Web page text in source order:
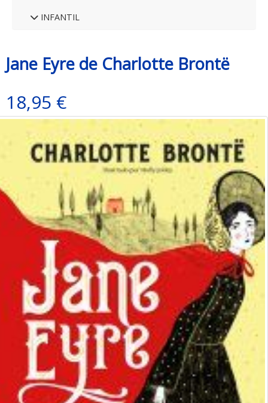
INFANTIL
Jane Eyre de Charlotte Brontë
18,95 €